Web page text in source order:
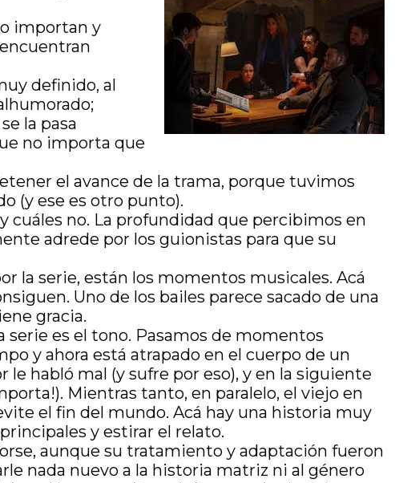
importan y
definido, al
la pasa
no importa que
el avance de la trama, porque tuvimos
(y ese es otro punto).
cuáles no. La profundidad que percibimos en
adrede por los guionistas para que su
la serie, están los momentos musicales. Acá
Uno de los bailes parece sacado de una
gracia.
es el tono. Pasamos de momentos
y ahora está atrapado en el cuerpo de un
habló mal (y sufre por eso), y en la siguiente
Mientras tanto, en paralelo, el viejo en
el fin del mundo. Acá hay una historia muy
y estirar el relato.
aunque su tratamiento y adaptación fueron
nada nuevo a la historia matriz ni al género